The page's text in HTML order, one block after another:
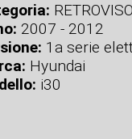
2007 - 2012
1a serie
Hyundai
i30